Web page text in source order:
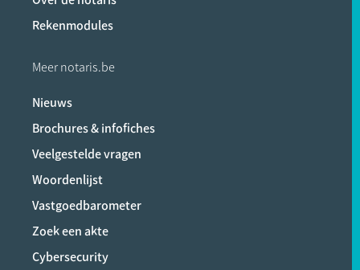
Rekenmodules
Meer notaris.be
Nieuws
Brochures & infofiches
Veelgestelde vragen
Woordenlijst
Vastgoedbarometer
Zoek een akte
Cybersecurity